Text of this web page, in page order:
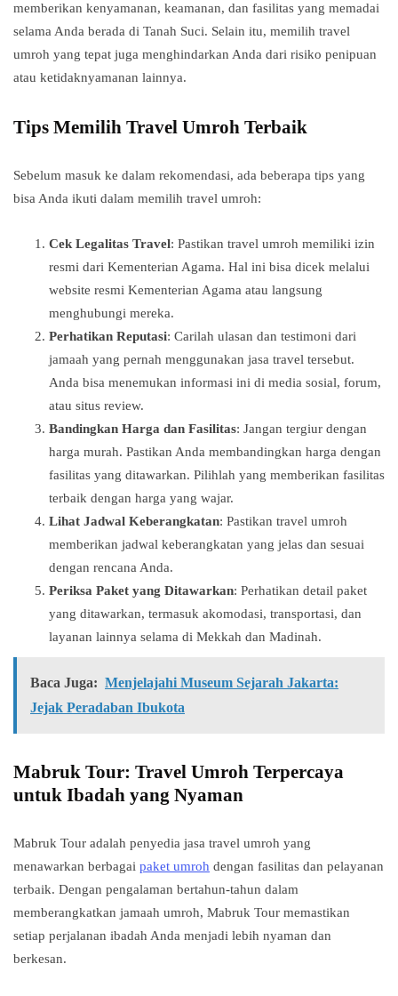
memberikan kenyamanan, keamanan, dan fasilitas yang memadai
selama Anda berada di Tanah Suci. Selain itu, memilih travel
umroh yang tepat juga menghindarkan Anda dari risiko penipuan
atau ketidaknyamanan lainnya.
Tips Memilih Travel Umroh Terbaik
Sebelum masuk ke dalam rekomendasi, ada beberapa tips yang
bisa Anda ikuti dalam memilih travel umroh:
Cek Legalitas Travel: Pastikan travel umroh memiliki izin
resmi dari Kementerian Agama. Hal ini bisa dicek melalui
website resmi Kementerian Agama atau langsung
menghubungi mereka.
Perhatikan Reputasi: Carilah ulasan dan testimoni dari
jamaah yang pernah menggunakan jasa travel tersebut.
Anda bisa menemukan informasi ini di media sosial, forum,
atau situs review.
Bandingkan Harga dan Fasilitas: Jangan tergiur dengan
harga murah. Pastikan Anda membandingkan harga dengan
fasilitas yang ditawarkan. Pilihlah yang memberikan fasilitas
terbaik dengan harga yang wajar.
Lihat Jadwal Keberangkatan: Pastikan travel umroh
memberikan jadwal keberangkatan yang jelas dan sesuai
dengan rencana Anda.
Periksa Paket yang Ditawarkan: Perhatikan detail paket
yang ditawarkan, termasuk akomodasi, transportasi, dan
layanan lainnya selama di Mekkah dan Madinah.
Baca Juga: Menjelajahi Museum Sejarah Jakarta:
Jejak Peradaban Ibukota
Mabruk Tour: Travel Umroh Terpercaya
untuk Ibadah yang Nyaman
Mabruk Tour adalah penyedia jasa travel umroh yang
menawarkan berbagai paket umroh dengan fasilitas dan pelayanan
terbaik. Dengan pengalaman bertahun-tahun dalam
memberangkatkan jamaah umroh, Mabruk Tour memastikan
setiap perjalanan ibadah Anda menjadi lebih nyaman dan
berkesan.